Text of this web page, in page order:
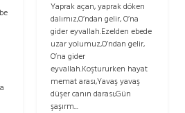
Yaprak açan, yaprak döken
dalımız,O’ndan gelir, O’na
gider eyvallah.Ezelden ebede
uzar yolumuz,O’ndan gelir,
O’na gider
eyvallah.Koştururken hayat
memat arası,Yavaş yavaş
düşer canın darası;Gün
şaşırm...